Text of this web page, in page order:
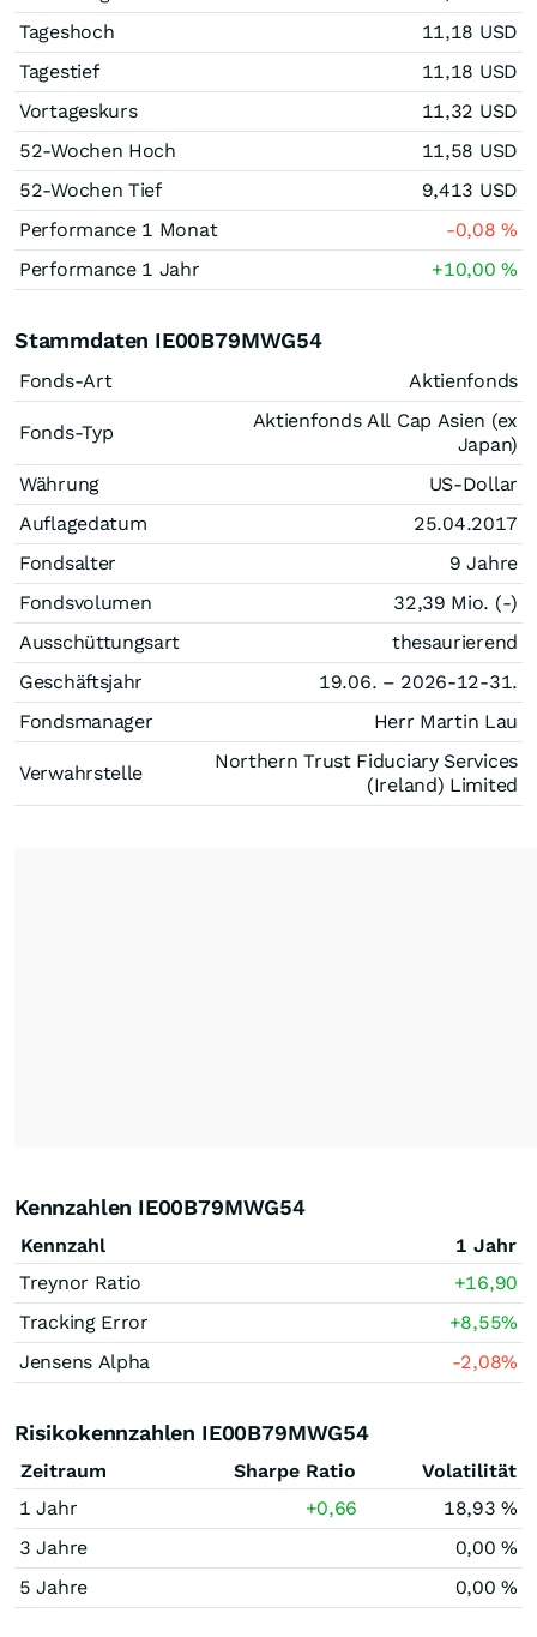
Tageshoch
11,18 USD
Tagestief
11,18 USD
Vortageskurs
11,32 USD
52-Wochen Hoch
11,58 USD
52-Wochen Tief
9,413 USD
Performance 1 Monat
-0,08%
Performance 1 Jahr
+10,00%
Stammdaten IE00B79MWG54
Fonds-Art Aktienfonds
Fonds-Typ
Aktienfonds All Cap Asien (ex
Japan)
Währung
US-Dollar
Auflagedatum
25.04.2017
Fondsalter
9 Jahre
Fondsvolumen
32,39 Mio. (-)
Ausschüttungsart
thesaurierend
Geschäftsjahr
19.06. – 2026-12-31.
Fondsmanager
Herr Martin Lau
Verwahrstelle
Northern Trust Fiduciary Services
(Ireland) Limited
Kennzahlen IE00B79MWG54
Kennzahl
1 Jahr
Treynor Ratio
+16,90
Tracking Error
+8,55%
Jensens Alpha
-2,08%
Risikokennzahlen IE00B79MWG54
Zeitraum Sharpe Ratio
Volatilität
1 Jahr
+0,66
18,93 %
3 Jahre
0,00 %
5 Jahre
0,00 %